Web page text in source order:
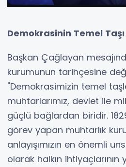
Demokrasinin Temel
Başkan Çağlayan
kurumunun tarihçesine
"Demokrasimizin temel
muhtarlarımız, devlet ile
güçlü bağlardan biridir.
görev yapan muhtarlık
anlayışımızın en önemli
olarak halkın ihtiyaçlarının